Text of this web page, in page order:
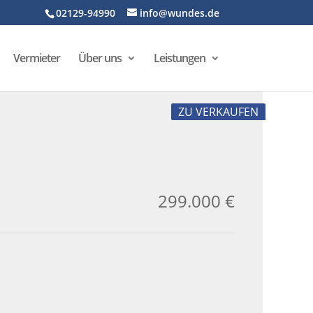
02129-94990 info@wundes.de
Vermieter Über uns Leistungen
ZU VERKAUFEN
299.000 €